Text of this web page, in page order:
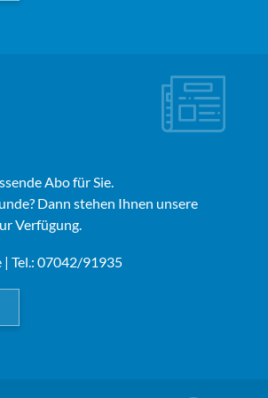
Abo für Sie.
Dann stehen Ihnen unsere
Verfügung.
| Tel.: 07042/91935